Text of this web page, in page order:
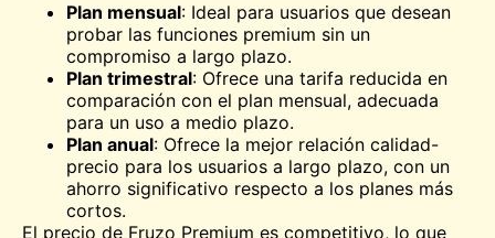
Plan mensual: Ideal para usuarios que desean
probar las funciones premium sin un
compromiso a largo plazo.
Plan trimestral: Ofrece una tarifa reducida en
comparación con el plan mensual, adecuada
para un uso a medio plazo.
Plan anual: Ofrece la mejor relación calidad-
precio para los usuarios a largo plazo, con un
ahorro significativo respecto a los planes más
cortos.
El precio de Fruzo Premium es competitivo, lo que